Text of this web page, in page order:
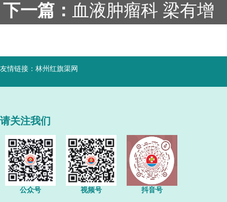
下一篇： 血液肿瘤科 梁有增
友情链接： 林州红旗渠网
请关注我们
公众号 视频号 抖音号